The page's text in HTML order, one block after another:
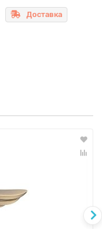
Доставка